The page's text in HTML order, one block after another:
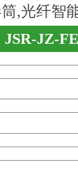
,光纤智
JZ-